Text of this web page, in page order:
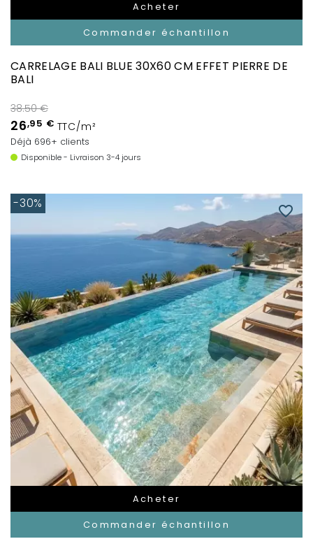
Acheter
Commander échantillon
CARRELAGE BALI BLUE 30X60 CM EFFET PIERRE DE
BALI
38.50 €
26,95 € TTC/m²
Déjà 696+ clients
Disponible - Livraison 3-4 jours
Acheter
Commander échantillon
favorite_border
-30%